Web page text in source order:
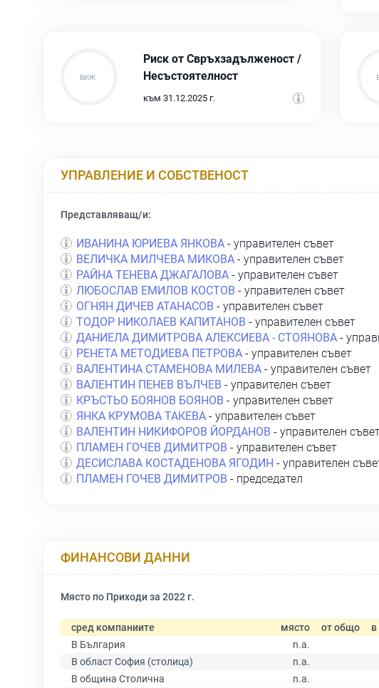
Риск от Свръхзадълженост /
Несъстоятелност
към 31.12.2025 г.
УПРАВЛЕНИЕ И СОБСТВЕНОСТ
Представляващ/и:
ИВАНИНА ЮРИЕВА ЯНКОВА - управителен съвет
ВЕЛИЧКА МИЛЧЕВА МИКОВА - управителен съвет
РАЙНА ТЕНЕВА ДЖАГАЛОВА - управителен съвет
ЛЮБОСЛАВ ЕМИЛОВ КОСТОВ - управителен съвет
ОГНЯН ДИЧЕВ АТАНАСОВ - управителен съвет
ТОДОР НИКОЛАЕВ КАПИТАНОВ - управителен съвет
ДАНИЕЛА ДИМИТРОВА АЛЕКСИЕВА - СТОЯНОВА -
РЕНЕТА МЕТОДИЕВА ПЕТРОВА - управителен съвет
ВАЛЕНТИНА СТАМЕНОВА МИЛЕВА - управителен съвет
ВАЛЕНТИН ПЕНЕВ ВЪЛЧЕВ - управителен съвет
КРЪСТЬО БОЯНОВ БОЯНОВ - управителен съвет
ЯНКА КРУМОВА ТАКЕВА - управителен съвет
ВАЛЕНТИН НИКИФОРОВ ЙОРДАНОВ - управителен
ПЛАМЕН ГОЧЕВ ДИМИТРОВ - управителен съвет
ДЕСИСЛАВА КОСТАДЕНОВА ЯГОДИН - управителен
ПЛАМЕН ГОЧЕВ ДИМИТРОВ - председател
ФИНАНСОВИ ДАННИ
Място по Приходи за 2022 г.
сред компаниите място от общо в
В България
n.a.
В област София (столица)
n.a.
В община Столична
n.a.